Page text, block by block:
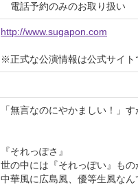
電話予約のみのお取り扱い
http://www.sugapon.com
※正式な公演情報は公式サイト
「無言なのにやかましい！」
『それっぽさ』
世の中には『それっぽい』もの
中華風に広島風、優等生風なん